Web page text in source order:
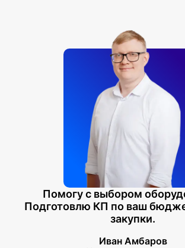
Помогу с выбором
Подготовлю КП по ваш
закупки.
Иван Амбаров